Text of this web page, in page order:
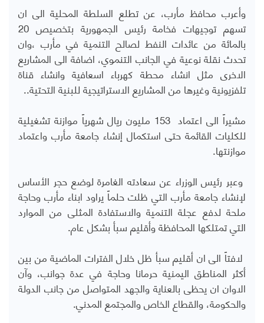
وأعرب محافظ مأرب، عن تطلع السلطة المحلية الى ان
تسهم توجيهات فخامة رئيس الجمهورية بتخصيص 20
بالمائة من عائدات النفط لصالح التنمية في مأرب ،وان
تحدث نقلة نوعية في الجانب التنموي، اضافة الى المشاريع
الاخرى مثل انشاء محطة كهرباء اسعافية وانشاء قناة
تلفزيونية وغيرها من المشاريع الاستراتيجية للبنية التحتية..
مشيراً الى اعتماد 153 مليون ريال شهرياً موازنة تشغيلية
للكليات القائمة حتى استكمال إنشاء جامعة مأرب واعتماد
موازنتها.
وعبر رئيس الوزراء عن سعادته الغامرة لوضع حجر الأساس
لإنشاء جامعة مأرب التي ظلت حلماً يراود ابناء مأرب وحاجة
ملحة لدفع عجلة التنمية والاستفادة المثلى من الموارد
التي تمتلكها المحافظة وأقليم سبأ بشكل عام.
لافتاً الى ان أقليم سبأ ظل خلال الفترات الماضية من بين
أكثر المناطق اليمنية حرمانا وحاجة في عدة جوانب، وآن
الاوان ان يحظى بالعناية والجهد المتواصل من جانب الدولة
والحكومة، والقطاع الخاص والمجتمع المدني.